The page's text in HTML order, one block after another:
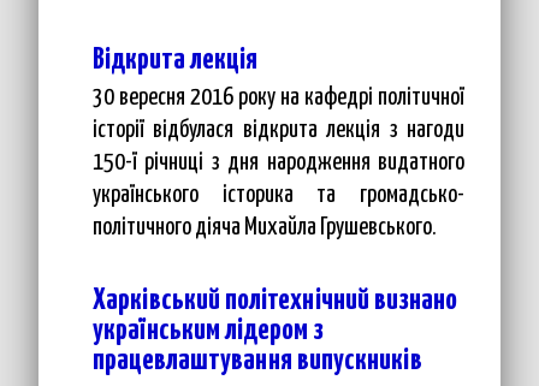
Відкрита лекція
30 вересня 2016 року на кафедрі політичної
історії відбулася відкрита лекція з нагоди
150-ї річниці з дня народження видатного
українського історика та громадсько-
політичного діяча Михайла Грушевського.
Харківський політехнічний визнано
українським лідером з
працевлаштування випускників